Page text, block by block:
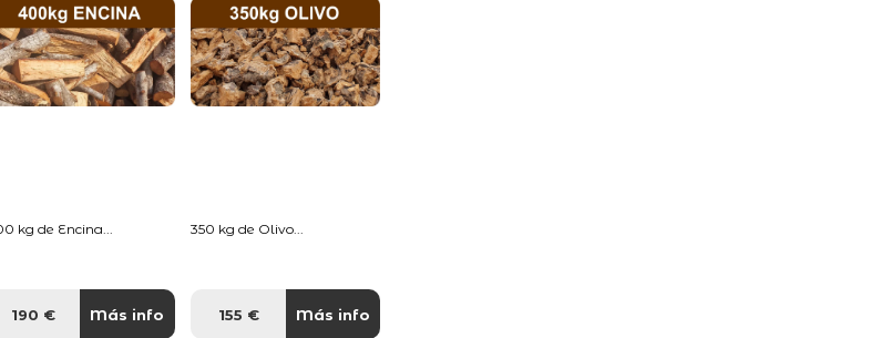
kg de Encina...
190 € Más info
350 kg de Olivo...
155 € Más info